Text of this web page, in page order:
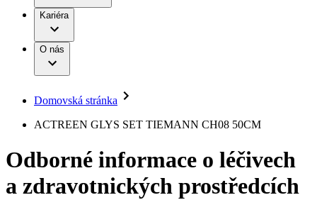
Léčba bolesti
Mimotělní očišťování krve
Neurochirurgie
Onkologie
Ortopedie
Páteřní chirurgie
Péče o rány
Onemocnění
B. Braun Avitum
Práce a kariéra
Naše kultura
Vaše příležitost​
Odpovědnost
Média
Tiskové zprávy
Kontakt
Kontaktní formulář
Registrace k odběru newsletteru
Kariéra
O nás
Domovská stránka
ACTREEN GLYS SET TIEMANN CH08 50CM
Odborné informace o léčivech
a zdravotnických prostředcích